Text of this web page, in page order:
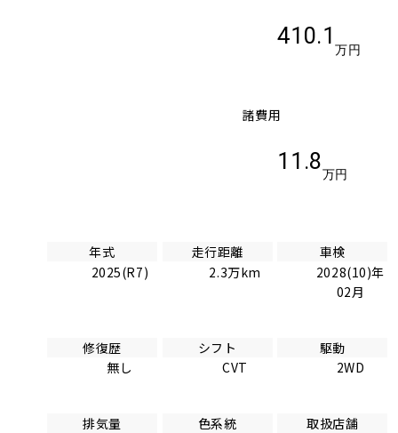
410.1
万円
諸費用
11.8
万円
年式
2025(R7)
走行距離
2.3万km
車検
2028(10)年
02月
修復歴
無し
シフト
CVT
駆動
2WD
排気量 色系統 取扱店舗